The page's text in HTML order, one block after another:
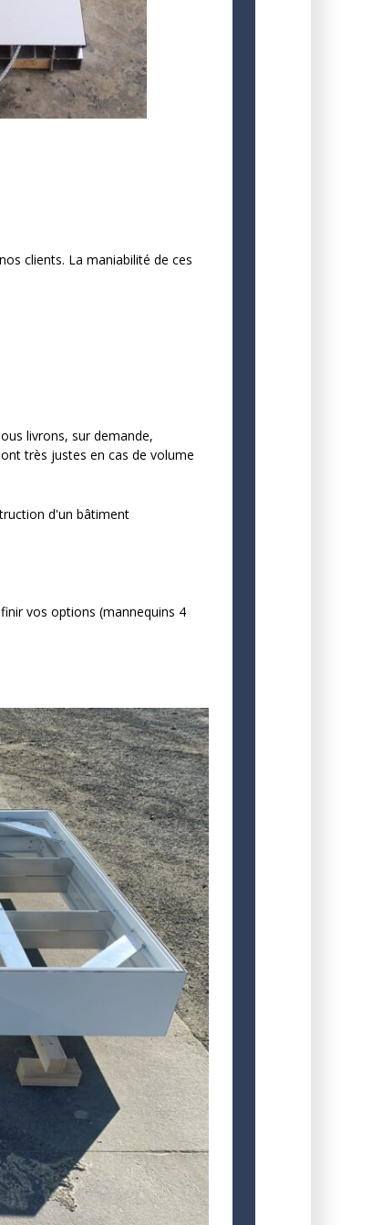
clients. La maniabilité de ces
livrons, sur demande,
très justes en cas de volume
d'un bâtiment
vos options (mannequins 4